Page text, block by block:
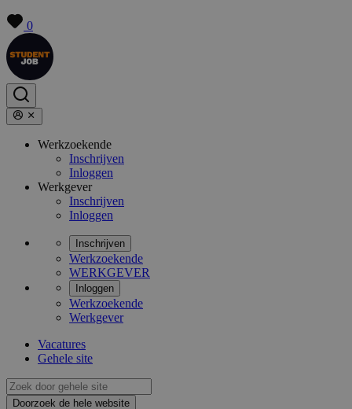
0
Werkzoekende
Inschrijven
Inloggen
Werkgever
Inschrijven
Inloggen
Inschrijven
Werkzoekende
WERKGEVER
Inloggen
Werkzoekende
Werkgever
Vacatures
Gehele site